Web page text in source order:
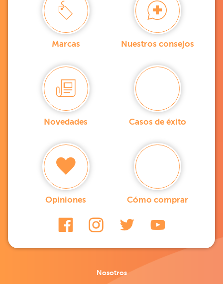
Marcas Nuestros consejos
Novedades Casos de éxito
Opiniones Cómo comprar
Nosotros